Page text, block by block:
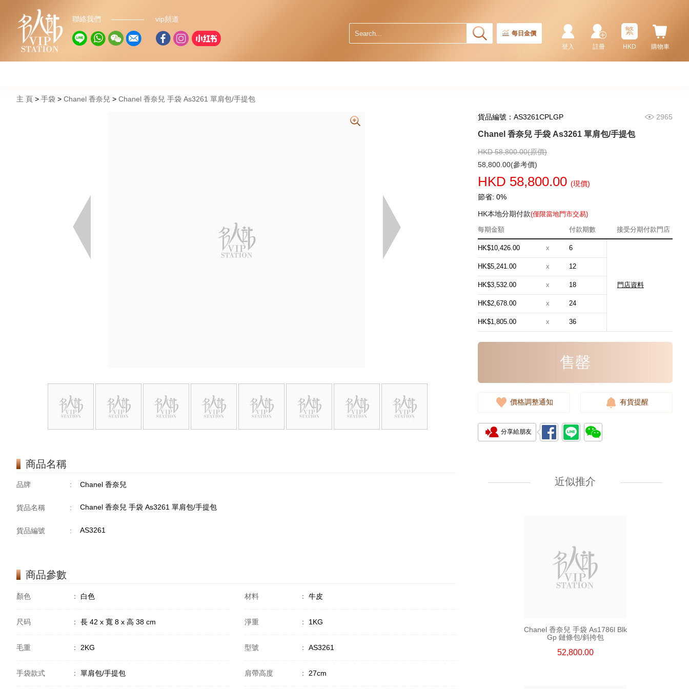
聯絡我們 vip頻道
每日金價
購物車
繁
HKD
註冊
登入
主 頁 手袋 Chanel 香奈兒 Chanel 香奈兒 手袋 As3261 單肩包/手提包
商品名稱
品牌 : Chanel 香奈兒
貨品名稱 : Chanel 香奈兒 手袋 As3261 單肩包/手提包
貨品編號 : AS3261
商品參數
顏色 ： 白色 材料 ： 牛皮
尺码 ： 長 42 x 寬 8 x 高 38 cm 淨重 ： 1KG
毛重 ： 2KG 型號 ： AS3261
手袋款式 ： 單肩包/手提包 肩帶高度 ： 27cm
貨品編號：AS3261CPLGP 2965
Chanel 香奈兒 手袋 As3261 單肩包/手提包
HKD 58,800.00(原價)
58,800.00(參考價)
HKD 58,800.00 (現價)
節省: 0%
HK本地分期付款(僅限當地門市交易)
每期金額
付款期數 接受分期付款門店
HK$10,426.00 x 6
門店資料
HK$5,241.00 x 12
HK$3,532.00 x 18
HK$2,678.00 x 24
HK$1,805.00 x 36
售罄
價格調整通知 有貨提醒
分享給朋友
近似推介
Chanel 香奈兒 手袋 As5293
單肩包/手提包
Chanel 香奈兒 手袋 As5631
54,800.00
55,800.00
Chanel 香奈兒 手袋 As1786l Blk
Gp 鏈條包/斜挎包
52,800.00